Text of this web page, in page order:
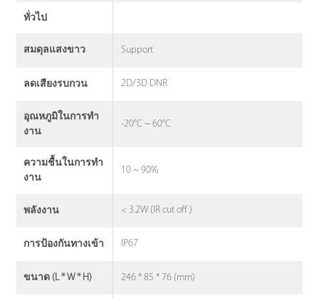
ทั่วไป
สมดุลแสงขาว Support
ลดเสียงรบกวน 2D/3D DNR
อุณหภูมิในการทํา
งาน
-20°C ~ 60°C
ความชื้นในการทํา
งาน
10 ~ 90%
พลังงาน < 3.2W (IR cut off )
การป้องกันทางเข้า IP67
ขนาด (L * W * H) 246 * 85 * 76 (mm)